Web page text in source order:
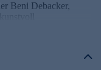
Beni Debacker,
bestätigt.